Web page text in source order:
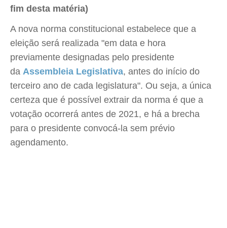
fim desta matéria)
A nova norma constitucional estabelece que a
eleição será realizada "em data e hora
previamente designadas pelo presidente
da Assembleia Legislativa, antes do início do
terceiro ano de cada legislatura". Ou seja, a única
certeza que é possível extrair da norma é que a
votação ocorrerá antes de 2021, e há a brecha
para o presidente convocá-la sem prévio
agendamento.